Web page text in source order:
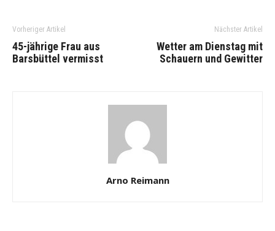
Vorheriger Artikel
45-jährige Frau aus
Barsbüttel vermisst
Nächster Artikel
Wetter am Dienstag mit
Schauern und Gewitter
Arno Reimann